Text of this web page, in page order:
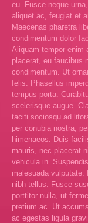
eu. Fusce neque
aliquet ac, feugiat et
Maecenas pharetra
condimentum dolor
Aliquam tempor enim
placerat, eu faucibus
condimentum. Ut
felis. Phasellus
tempus porta.
scelerisque augue.
taciti sociosqu ad
per conubia nostra,
himenaeos. Duis
mauris, nec placerat
vehicula in.
malesuada vulputate.
nibh tellus. Fusce
porttitor nulla, ut
pretium ac. Ut
ac egestas ligula